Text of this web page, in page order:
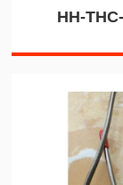
HH-